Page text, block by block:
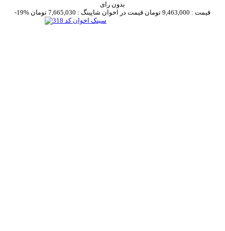
بدون رای
-19%
قیمت : 9,463,000 تومان قیمت در اخوان شاپینگ : 7,665,030 تومان